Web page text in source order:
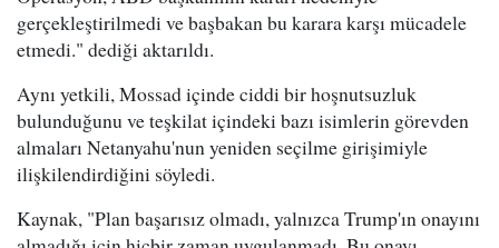
gerçekleştirilmedi ve başbakan bu karara karşı mücadele
etmedi." dediği aktarıldı.
Aynı yetkili, Mossad içinde ciddi bir hoşnutsuzluk
bulunduğunu ve teşkilat içindeki bazı isimlerin görevden
almaları Netanyahu'nun yeniden seçilme girişimiyle
ilişkilendirdiğini söyledi.
Kaynak, "Plan başarısız olmadı, yalnızca Trump'ın onayını